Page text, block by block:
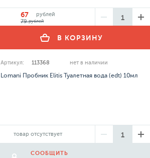
67
рублей
79рублей
В КОРЗИНУ
Артикул: 113368 нет в наличии
Lomani Пробник Elitis Туалетная вода (edt) 10мл
товар отсутствует
СООБЩИТЬ